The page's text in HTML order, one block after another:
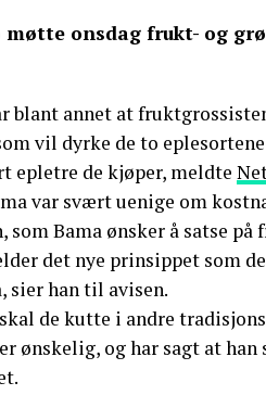
onsdag frukt- og
blant annet at
vil dyrke de to eplesortene
epletre de kjøper, meldte
var svært uenige om
Bama ønsker å satse på
det nye prinsippet som
sier han til avisen.
de kutte i andre
og har sagt at han